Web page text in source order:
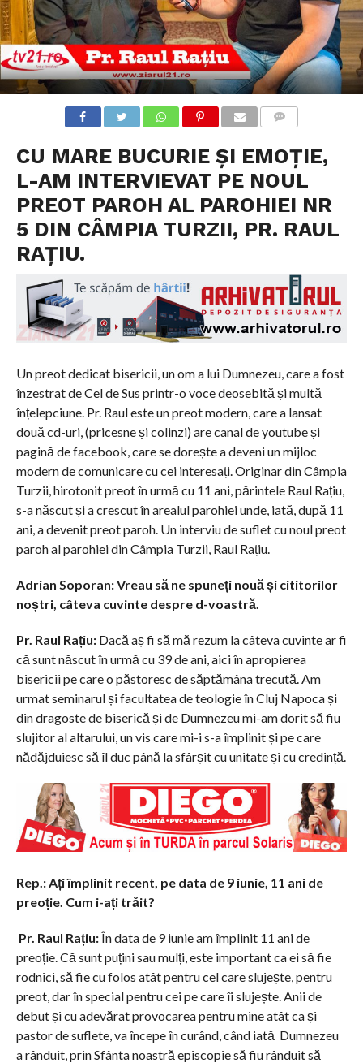
CU MARE BUCURIE ȘI EMOȚIE,
L-AM INTERVIEVAT PE NOUL
PREOT PAROH AL PAROHIEI NR
5 DIN CÂMPIA TURZII, PR. RAUL
RAȚIU.
Un preot dedicat bisericii, un om a lui Dumnezeu, care a fost
înzestrat de Cel de Sus printr-o voce deosebită și multă
înțelepciune. Pr. Raul este un preot modern, care a lansat
două cd-uri, (pricesne și colinzi) are canal de youtube și
pagină de facebook, care se dorește a deveni un mijloc
modern de comunicare cu cei interesați. Originar din Câmpia
Turzii, hirotonit preot în urmă cu 11 ani, părintele Raul Rațiu,
s-a născut și a crescut în arealul parohiei unde, iată, după 11
ani, a devenit preot paroh. Un interviu de suflet cu noul preot
paroh al parohiei din Câmpia Turzii, Raul Rațiu.
Adrian Soporan: Vreau să ne spuneți nouă și cititorilor
noștri, câteva cuvinte despre d-voastră
Pr. Raul Rațiu: Dacă aș fi să mă rezum la câteva cuvinte ar fi
că sunt născut în urmă cu 39 de ani, aici în apropierea
bisericii pe care o păstoresc de săptămâna trecută. Am
urmat seminarul și facultatea de teologie în Cluj Napoca și
din dragoste de biserică și de Dumnezeu mi-am dorit să fiu
slujitor al altarului, un vis care mi-i s-a împlinit și pe care
nădăjduiesc să îl duc până la sfârșit cu unitate și cu credință.
Rep.: Ați împlinit recent, pe data de 9 iunie, 11 ani de
preoție. Cum i-ați trăit?
Pr. Raul Rațiu:În data de 9 iunie am împlinit 11 ani de
preoție. Că sunt puțini sau mulți, este important ca ei să fie
rodnici, să fie cu folos atât pentru cel care slujește, pentru
preot, dar în special pentru cei pe care îi slujește. Anii de
debut și cu adevărat provocarea pentru mine atât ca și
pastor de suflete, va începe în curând, când iată Dumnezeu
a rânduit, prin Sfânta noastră episcopie să fiu rânduit să